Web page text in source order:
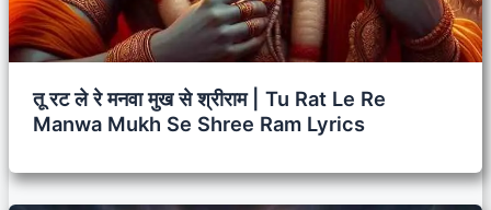
तू रट ले रे मनवा मुख से श्रीराम | Tu Rat Le Re
Manwa Mukh Se Shree Ram Lyrics